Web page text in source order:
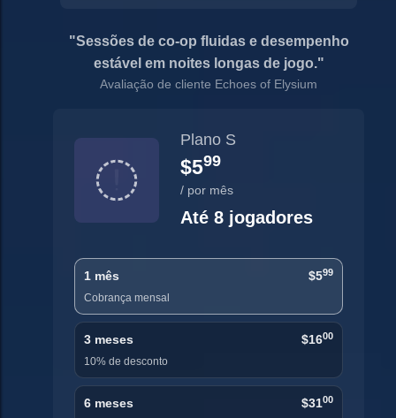
"Sessões de co-op fluidas e desempenho
estável em noites longas de jogo."
Avaliação de cliente Echoes of Elysium
Plano S
$599
/ por mês
Até 8 jogadores
1 mês $599
Cobrança mensal
3 meses $1600
10% de desconto
6 meses $3100